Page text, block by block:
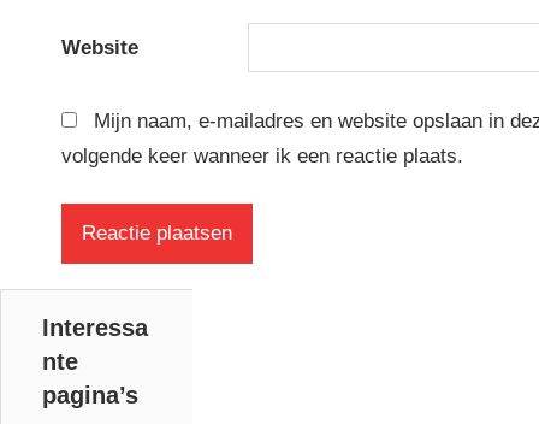
Website
Mijn naam, e-mailadres en website opslaan in
volgende keer wanneer ik een reactie plaats.
Interessa
nte
pagina’s